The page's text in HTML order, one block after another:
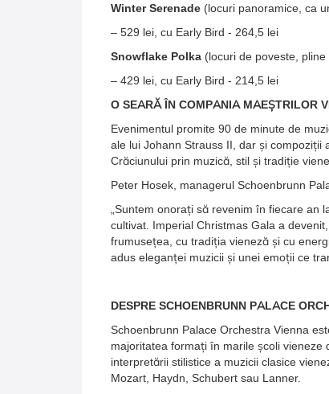
Winter Serenade (locuri panoramice, ca
– 529 lei, cu Early Bird - 264,5 lei
Snowflake Polka (locuri de poveste,
– 429 lei, cu Early Bird - 214,5 lei
O SEARĂ ÎN COMPANIA MAEȘTRILOR
Evenimentul promite 90 de minute de
ale lui Johann Strauss II, dar și compoziții
Crăciunului prin muzică, stil și tradiție
Peter Hosek, managerul Schoenbrunn
„Suntem onorați să revenim în fiecare an
cultivat. Imperial Christmas Gala a
frumusețea, cu tradiția vieneză și cu
adus eleganței muzicii și unei emoții ce
DESPRE SCHOENBRUNN PALACE
Schoenbrunn Palace Orchestra Vienna
majoritatea formați în marile școli
interpretării stilistice a muzicii clasice
Mozart, Haydn, Schubert sau Lanner.